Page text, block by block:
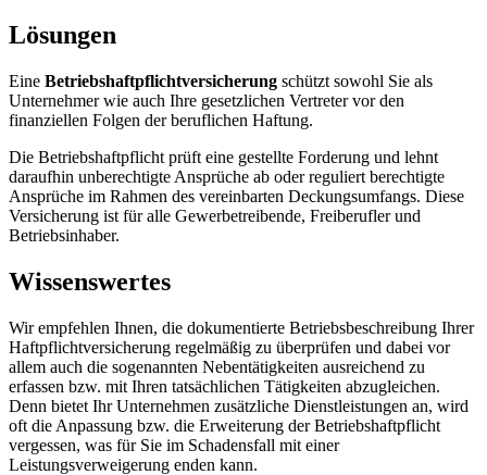
Lösungen
Eine Betriebshaftpflichtversicherung schützt sowohl Sie als
Unternehmer wie auch Ihre gesetzlichen Vertreter vor den
finanziellen Folgen der beruflichen Haftung.
Die Betriebshaftpflicht prüft eine gestellte Forderung und lehnt
daraufhin unberechtigte Ansprüche ab oder reguliert berechtigte
Ansprüche im Rahmen des vereinbarten Deckungsumfangs. Diese
Versicherung ist für alle Gewerbetreibende, Freiberufler und
Betriebsinhaber.
Wissenswertes
Wir empfehlen Ihnen, die dokumentierte Betriebsbeschreibung Ihrer
Haftpflichtversicherung regelmäßig zu überprüfen und dabei vor
allem auch die sogenannten Nebentätigkeiten ausreichend zu
erfassen bzw. mit Ihren tatsächlichen Tätigkeiten abzugleichen.
Denn bietet Ihr Unternehmen zusätzliche Dienstleistungen an, wird
oft die Anpassung bzw. die Erweiterung der Betriebshaftpflicht
vergessen, was für Sie im Schadensfall mit einer
Leistungsverweigerung enden kann.